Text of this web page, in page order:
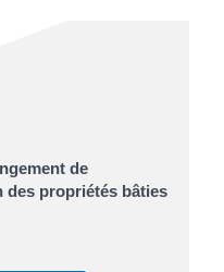
de
des propriétés bâties